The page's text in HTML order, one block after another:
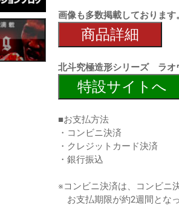
画像も多数掲載しております。
商品詳細
北斗究極造形シリーズ ラオ
特設サイトへ
■お支払方法
・コンビニ決済
・クレジットカード決済
・銀行振込
※コンビニ決済は、コンビニ
お支払期限が約2週間とな